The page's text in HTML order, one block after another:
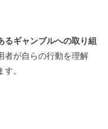
るギャンブルへの取り組
者が自らの行動を理解
。